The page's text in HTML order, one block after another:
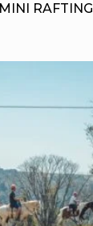
MINI RAFTING